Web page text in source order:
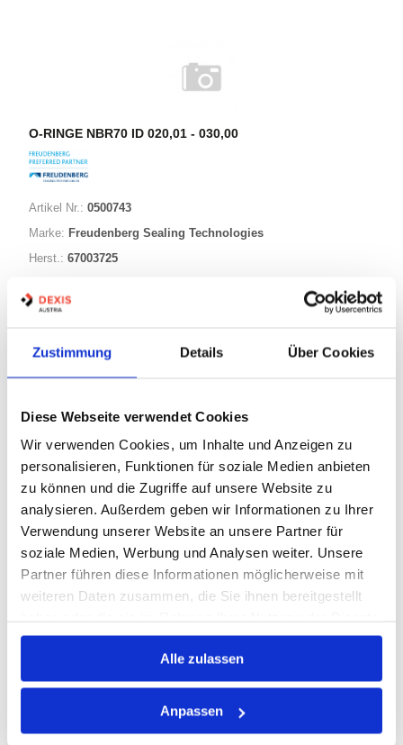
Zustimmung Details Über Cookies
Diese Webseite verwendet Cookies
Wir verwenden Cookies, um Inhalte und Anzeigen zu
personalisieren, Funktionen für soziale Medien anbieten
zu können und die Zugriffe auf unsere Website zu
analysieren. Außerdem geben wir Informationen zu Ihrer
Verwendung unserer Website an unsere Partner für
soziale Medien, Werbung und Analysen weiter. Unsere
Partner führen diese Informationen möglicherweise mit
weiteren Daten zusammen, die Sie ihnen bereitgestellt
gesammelt haben.
Alle zulassen
Anpassen
O-RINGE NBR70 ID 020,01 - 030,00
Artikel Nr.: 0500743
Marke: Freudenberg Sealing Technologies
Herst.: 67003725
ID: 23,30mm
STK Warenkorb
Nicht auf Lager